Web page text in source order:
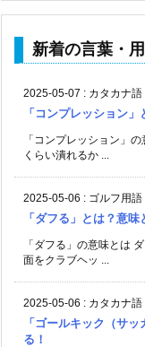
新着の言葉・
2025-05-07 : カタカナ語
「コンプレッション
「コンプレッション」
くらい潰れるか ...
2025-05-06 : ゴルフ用語
「ダフる」とは？意
「ダフる」の意味とは
面をクラブヘッ ...
2025-05-06 : カタカナ語
「ゴールキック（サ
る！